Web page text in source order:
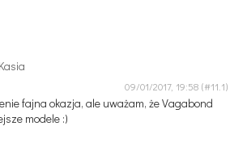
09/01/2017, 19:58
fajna okazja, ale uważam, że Vagabond
modele :)